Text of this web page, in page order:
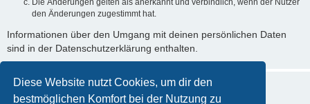
Diese Website nutzt Cookies, um dir den
bestmöglichen Komfort bei der Nutzung zu
Die Änderungen gelten als anerkannt und verbindlich, wenn der Nutzer
den Änderungen zugestimmt hat.
Informationen über den Umgang mit deinen persönlichen Daten
sind in der Datenschutzerklärung enthalten.